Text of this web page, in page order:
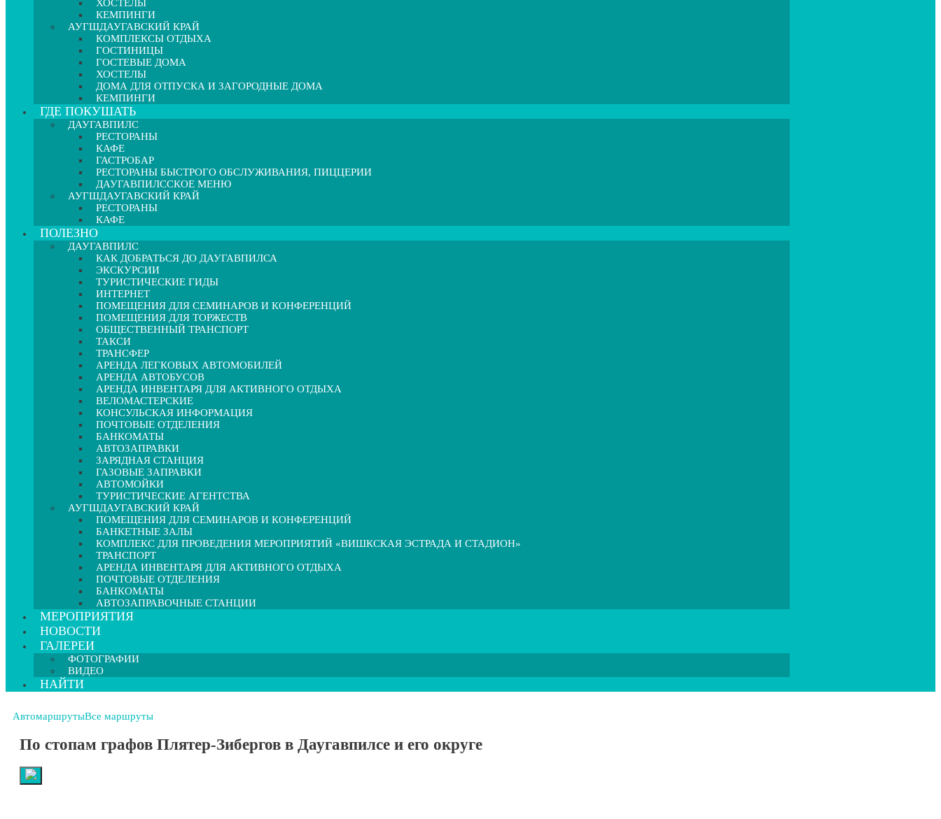
ХОСТЕЛЫ
КЕМПИНГИ
АУГШДАУГАВСКИЙ КРАЙ
КОМПЛЕКСЫ ОТДЫХА
ГОСТИНИЦЫ
ГОСТЕВЫЕ ДОМА
ХОСТЕЛЫ
ДОМА ДЛЯ ОТПУСКА И ЗАГОРОДНЫЕ ДОМА
КЕМПИНГИ
ГДЕ ПОКУШАТЬ
ДАУГАВПИЛС
РЕСТОРАНЫ
КАФЕ
ГАСТРОБАР
РЕСТОРАНЫ БЫСТРОГО ОБСЛУЖИВАНИЯ, ПИЦЦЕРИИ
ДАУГАВПИЛССКОЕ МЕНЮ
АУГШДАУГАВСКИЙ КРАЙ
РЕСТОРАНЫ
КАФЕ
ПОЛЕЗНО
ДАУГАВПИЛС
КАК ДОБРАТЬСЯ ДО ДАУГАВПИЛСА
ЭКСКУРСИИ
ТУРИСТИЧЕСКИЕ ГИДЫ
ИНТЕРНЕТ
ПОМЕЩЕНИЯ ДЛЯ СЕМИНАРОВ И КОНФЕРЕНЦИЙ
ПОМЕЩЕНИЯ ДЛЯ ТОРЖЕСТВ
ОБЩЕСТВЕННЫЙ ТРАНСПОРТ
ТАКСИ
ТРАНСФЕР
АРЕНДА ЛЕГКОВЫХ АВТОМОБИЛЕЙ
АРЕНДА АВТОБУСОВ
АРЕНДА ИНВЕНТАРЯ ДЛЯ АКТИВНОГО ОТДЫХА
ВЕЛОМАСТЕРСКИЕ
КОНСУЛЬСКАЯ ИНФОРМАЦИЯ
ПОЧТОВЫЕ ОТДЕЛЕНИЯ
БАНКОМАТЫ
АВТОЗАПРАВКИ
ЗАРЯДНАЯ СТАНЦИЯ
ГАЗОВЫЕ ЗАПРАВКИ
АВТОМОЙКИ
ТУРИСТИЧЕСКИЕ АГЕНТСТВА
АУГШДАУГАВСКИЙ КРАЙ
ПОМЕЩЕНИЯ ДЛЯ СЕМИНАРОВ И КОНФЕРЕНЦИЙ
БАНКЕТНЫЕ ЗАЛЫ
КОМПЛЕКС ДЛЯ ПРОВЕДЕНИЯ МЕРОПРИЯТИЙ «ВИШКСКАЯ ЭСТРАДА И СТАДИОН»
ТРАНСПОРТ
АРЕНДА ИНВЕНТАРЯ ДЛЯ АКТИВНОГО ОТДЫХА
ПОЧТОВЫЕ ОТДЕЛЕНИЯ
БАНКОМАТЫ
АВТОЗАПРАВОЧНЫЕ СТАНЦИИ
МЕРОПРИЯТИЯ
НОВОСТИ
ГАЛЕРЕИ
ФОТОГРАФИИ
ВИДЕО
НАЙТИ
АвтомаршрутыВсе маршруты
По стопам графов Плятер-Зибергов в Даугавпилсе и его округе